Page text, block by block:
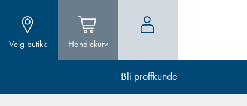
Velg butikk Handlekurv
Bli proffkunde